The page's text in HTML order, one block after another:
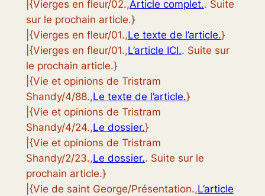
|{Vierges en fleur/02.,Article complet.. Suite
sur le prochain article.}
|{Vierges en fleur/01.,Le texte de l’article.}
|{Vierges en fleur/01.,L’article ICI.. Suite sur
le prochain article.}
|{Vie et opinions de Tristram
Shandy/4/88.,Le texte de l’article.}
|{Vie et opinions de Tristram
Shandy/4/24.,Le dossier.}
|{Vie et opinions de Tristram
Shandy/2/23.,Le dossier.. Suite sur le
prochain article.}
|{Vie de saint George/Présentation.,L’article